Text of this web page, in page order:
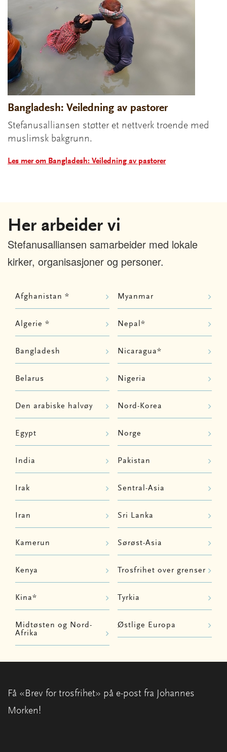
Bangladesh: Veiledning av pastorer
Stefanusalliansen støtter et nettverk troende med
muslimsk bakgrunn.
Les mer om Bangladesh: Veiledning av pastorer
Her arbeider vi
Stefanusalliansen samarbeider med lokale
kirker, organisasjoner og personer.
Afghanistan *
Algerie *
Bangladesh
Belarus
Den arabiske halvøy
Egypt
India
Irak
Iran
Kamerun
Kenya
Kina*
Midtøsten og Nord-
Afrika
Myanmar
Nepal*
Nicaragua*
Nigeria
Nord-Korea
Norge
Pakistan
Sentral-Asia
Sri Lanka
Sørøst-Asia
Trosfrihet over grenser
Tyrkia
Østlige Europa
Få «Brev for trosfrihet» på e-post fra Johannes
Morken!